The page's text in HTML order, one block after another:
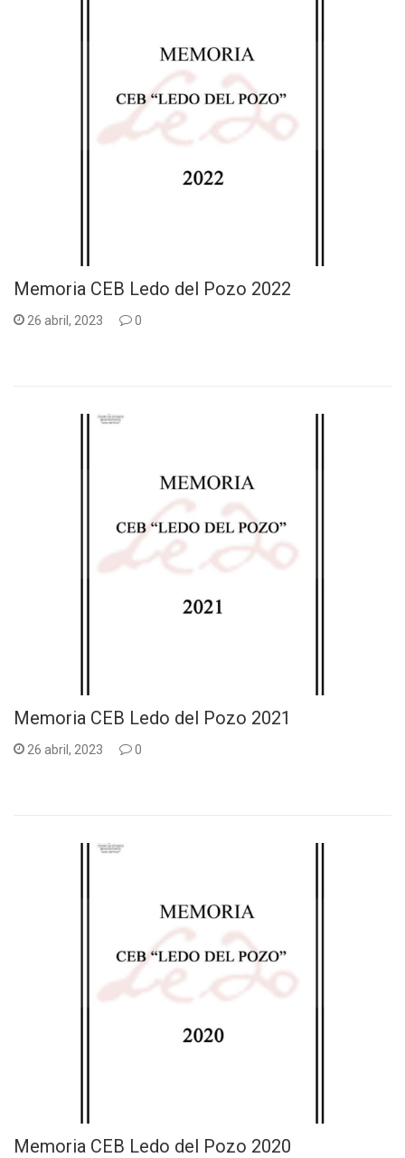
Memoria CEB Ledo del Pozo 2022
26 abril, 2023 0
Memoria CEB Ledo del Pozo 2021
26 abril, 2023 0
Memoria CEB Ledo del Pozo 2020